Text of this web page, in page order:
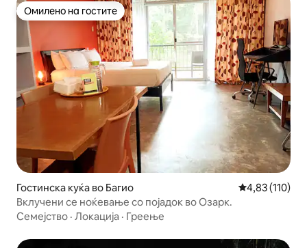
Омилено на гостите
Омилено на гостите
Гостинска куќа во Багио Просечна
4,83 (110)
Вклучени се ноќевање со појадок во Озарк.
Семејство · Локација · Греење